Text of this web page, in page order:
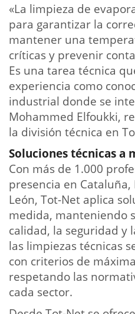
«La limpieza de
para garantizar la
mantener una
críticas y prevenir
Es una tarea técnica
experiencia como
industrial donde se
Mohammed Elfoukki,
la división técnica en
Soluciones técnicas a
Con más de 1.000
presencia en
León, Tot-Net aplica
medida, manteniendo
calidad, la seguridad y
las limpiezas técnicas
con criterios de
respetando las
cada sector.